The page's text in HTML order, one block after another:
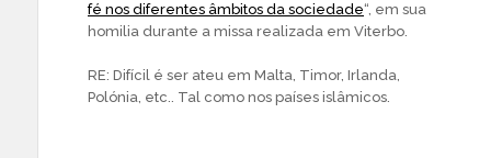
fé nos diferentes âmbitos da sociedade“, em sua
homilia durante a missa realizada em Viterbo.
RE: Difícil é ser ateu em Malta, Timor, Irlanda,
Polónia, etc.. Tal como nos países islâmicos.